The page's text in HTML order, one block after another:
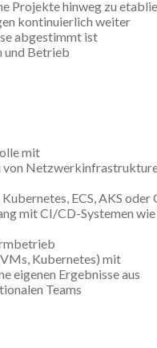
Projekte hinweg zu
kontinuierlich weiter
abgestimmt ist
und Betrieb
mit
ECS, AKS oder
mit CI/CD-Systemen
Kubernetes) mit
eigenen Ergebnisse aus
Teams